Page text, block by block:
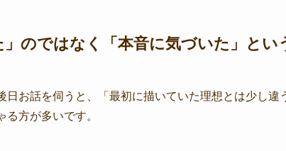
」のではなく「本音に気づいた」とい
日お話を伺うと、「最初に描いていた理想とは少し
る方が多いです。